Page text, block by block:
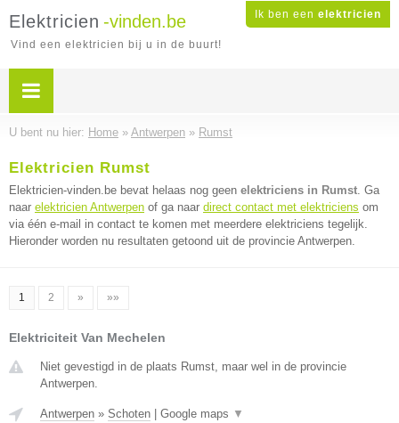
Ik ben een elektricien
Elektricien -vinden.be
Vind een elektricien bij u in de buurt!
U bent nu hier: Home » Antwerpen » Rumst
Elektricien Rumst
Elektricien-vinden.be bevat helaas nog geen elektriciens in Rumst. Ga
naar elektricien Antwerpen of ga naar direct contact met elektriciens om
via één e-mail in contact te komen met meerdere elektriciens tegelijk.
Hieronder worden nu resultaten getoond uit de provincie Antwerpen.
1 2 » »»
Elektriciteit Van Mechelen
Niet gevestigd in de plaats Rumst, maar wel in de provincie
Antwerpen.
Antwerpen » Schoten Google maps ▼